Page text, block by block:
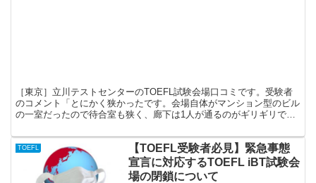
［東京］立川テストセンターのTOEFL試験会場口コミです。受験者
のコメント「とにかく狭かったです。会場自体がマンション型のビル
の一室だったので待合室も狭く、廊下は1人が通るのがギリギリでし
いですが、やはりスピーキングの時隣の人の声が気になります。リス
ニングの時は音漏れも聞こえる人もいると思います。職員の方は対応
も良く、不自由なく受けられました。ただ、神経質な方にはお勧めで
きません。」
TOEFL
【TOEFL受験者必見】緊急事態
宣言に対応するTOEFL iBT試験会
場の閉鎖について